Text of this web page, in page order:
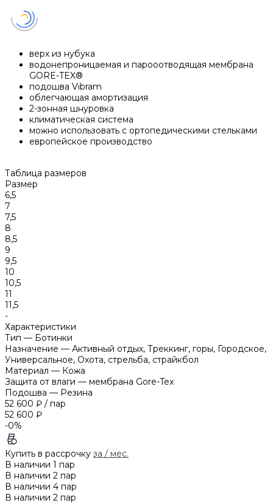
верх из нубука
водонепроницаемая и парооотводящая мембрана
GORE-TEX®
подошва Vibram
облегчающая амортизация
2-зонная шнуровка
климатическая система
можно использовать с ортопедическими стельками
европейское производство
Таблица размеров
Размер
6,5
7
7,5
8
8,5
9
9,5
10
10,5
11
11,5
-
Характеристики
Тип — Ботинки
Назначение — Активный отдых, Треккинг, горы, Городское,
Универсальное, Охота, стрельба, страйкбол
Материал — Кожа
Защита от влаги — мембрана Gore-Tex
Подошва — Резина
52 600 ₽ / пар
52 600 ₽
-0%
Купить в рассрочку за / мес.
В наличии 1 пар
В наличии 2 пар
В наличии 4 пар
В наличии 2 пар